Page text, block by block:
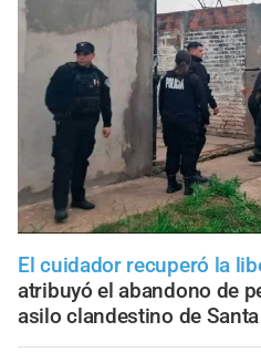
El cuidador recuperó la
atribuyó el abandono de
asilo clandestino de Santa